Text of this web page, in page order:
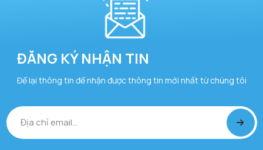
ĐĂNG KÝ NHẬN TIN
Để lại thông tin để nhận được thông tin mới nhất từ chúng tôi